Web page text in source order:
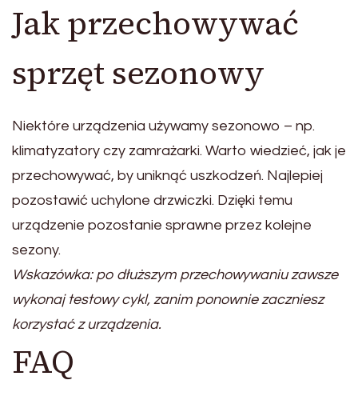
Jak przechowywać
sprzęt sezonowy
Niektóre urządzenia używamy sezonowo – np.
klimatyzatory czy zamrażarki. Warto wiedzieć, jak je
przechowywać, by uniknąć uszkodzeń. Najlepiej
pozostawić uchylone drzwiczki. Dzięki temu
urządzenie pozostanie sprawne przez kolejne
sezony.
Wskazówka: po dłuższym przechowywaniu zawsze
wykonaj testowy cykl, zanim ponownie zaczniesz
korzystać z urządzenia.
FAQ